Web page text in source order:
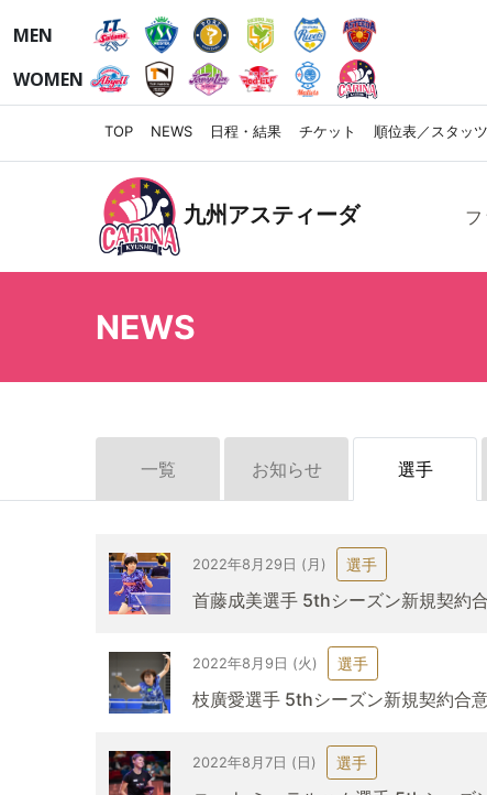
MEN
WOMEN
TOP NEWS 日程・結果 チケット 順位表／スタッツ
九州アスティーダ
NEWS
一覧 お知らせ 選手
2022年8月29日 (月) 選手
首藤成美選手 5thシーズン新規契約
2022年8月9日 (火) 選手
枝廣愛選手 5thシーズン新規契約合
2022年8月7日 (日) 選手